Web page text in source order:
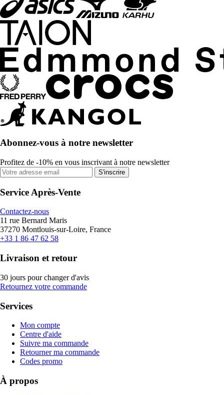
Abonnez-vous à notre newsletter
Profitez de -10% en vous inscrivant à notre newsletter
S'inscrire
Service Après-Vente
Contactez-nous
11 rue Bernard Maris
37270 Montlouis-sur-Loire, France
+33 1 86 47 62 58
Livraison et retour
30 jours pour changer d'avis
Retournez votre commande
Services
Mon compte
Centre d'aide
Suivre ma commande
Retourner ma commande
Codes promo
À propos